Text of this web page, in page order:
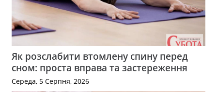
Як розслабити втомлену спину перед
сном: проста вправа та застереження
Середа, 5 Серпня, 2026